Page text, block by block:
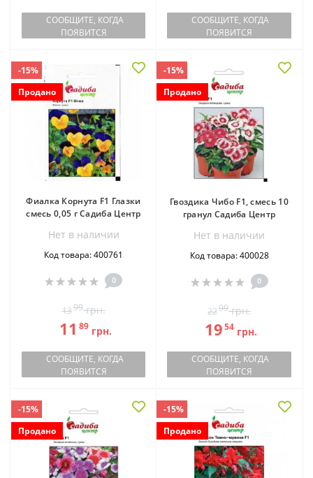
СООБЩИТЕ, КОГДА
ПОЯВИТСЯ
СООБЩИТЕ, КОГДА
ПОЯВИТСЯ
-15%
Продано
Фиалка Корнута F1 Глазки
смесь 0,05 г Садиба Центр
Нет в наличии
Код товара: 400761
0
1399грн.
11 89грн.
СООБЩИТЕ, КОГДА
ПОЯВИТСЯ
-15%
Продано
Гвоздика Чибо F1, смесь 10
гранул Садиба Центр
Нет в наличии
Код товара: 400028
0
2299грн.
1954 грн.
СООБЩИТЕ, КОГДА
ПОЯВИТСЯ
-15%
Продано
-15%
Продано